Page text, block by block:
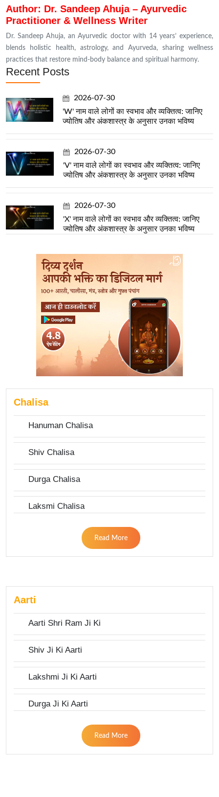
Author: Dr. Sandeep Ahuja – Ayurvedic
Practitioner & Wellness Writer
Dr. Sandeep Ahuja, an Ayurvedic doctor with 14 years’ experience,
blends holistic health, astrology, and Ayurveda, sharing wellness
practices that restore mind-body balance and spiritual harmony.
Recent Posts
2026-07-30
'W' नाम वाले लोगों का स्वभाव और व्यक्तित्व: जानिए
ज्योतिष और अंकशास्त्र के अनुसार उनका भविष्य
2026-07-30
'V' नाम वाले लोगों का स्वभाव और व्यक्तित्व: जानिए
ज्योतिष और अंकशास्त्र के अनुसार उनका भविष्य
2026-07-30
'X' नाम वाले लोगों का स्वभाव और व्यक्तित्व: जानिए
ज्योतिष और अंकशास्त्र के अनुसार उनका भविष्य
Chalisa
Hanuman Chalisa
Shiv Chalisa
Durga Chalisa
Laksmi Chalisa
Read More
Aarti
Aarti Shri Ram Ji Ki
Shiv Ji Ki Aarti
Lakshmi Ji Ki Aarti
Durga Ji Ki Aarti
Read More